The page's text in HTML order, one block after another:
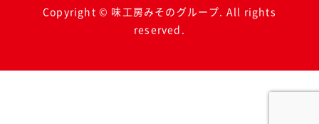
Copyright © 味工房みそのグループ. All rights
reserved.